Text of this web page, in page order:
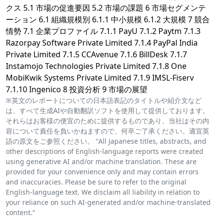
クス 5.1 市場の促進要因 5.2 市場の課題 6 市場セグメンテ
ーション 6.1 組織規模別 6.1.1 中小規模 6.1.2 大規模 7 競合
情勢 7.1 企業プロファイル 7.1.1 PayU 7.1.2 Paytm 7.1.3
Razorpay Software Private Limited 7.1.4 PayPal India
Private Limited 7.1.5 CCAvenue 7.1.6 BillDesk 7.1.7
Instamojo Technologies Private Limited 7.1.8 One
MobiKwik Systems Private Limited 7.1.9 IMSL-Fiserv
7.1.10 Ingenico 8 投資分析 9 市場の展望
※英文のレポートについての日本語表記のタイトルや紹介文など
は、すべて生成AIや自動翻訳ソフトを使用して提供しております。
それらはお客様の便宜のために提供するものであり、当社はその内
容について責任を負いかねますので、何卒ご了承ください。適宜英
語の原文をご参照ください。 “All Japanese titles, abstracts, and
other descriptions of English-language reports were created
using generative AI and/or machine translation. These are
provided for your convenience only and may contain errors
and inaccuracies. Please be sure to refer to the original
English-language text. We disclaim all liability in relation to
your reliance on such AI-generated and/or machine-translated
content.”